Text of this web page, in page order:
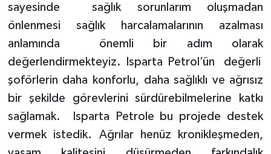
sayesinde sağlık sorunlarım oluşmadan
önlenmesi sağlık harcalamalarının azalması
anlamında önemli bir adım olarak
değerlendirmekteyiz. Isparta Petrol’ün değerli
şoförlerin daha konforlu, daha sağlıklı ve ağrısız
bir şekilde görevlerini sürdürebilmelerine katkı
sağlamak. Isparta Petrole bu projede destek
vermek istedik. Ağrılar henüz kronikleşmeden,